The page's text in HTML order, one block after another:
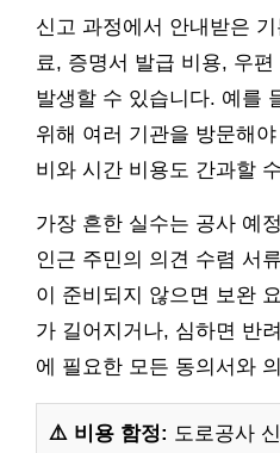
신고 과정에서 안내받은
료, 증명서 발급 비용, 우
발생할 수 있습니다. 예를
위해 여러 기관을 방문해
비와 시간 비용도 간과할
가장 흔한 실수는 공사 예
인근 주민의 의견 수렴 서
이 준비되지 않으면 보완
가 길어지거나, 심하면 반
에 필요한 모든 동의서와
⚠️ 비용 함정: 도로공사